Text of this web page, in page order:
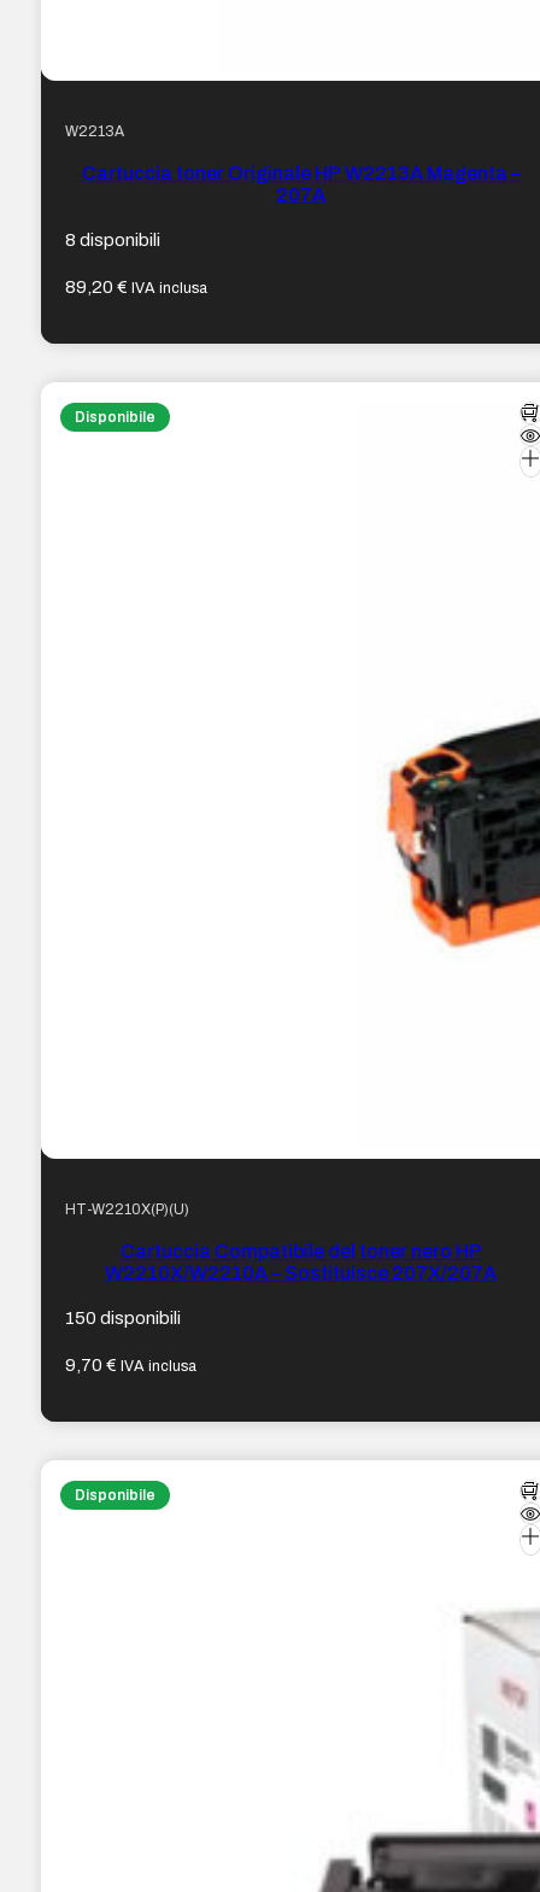
W2213A
Cartuccia toner Originale HP W2213A Magenta –
207A
8 disponibili
89,20€ IVA inclusa
Disponibile
HT-W2210X(P)(U)
Cartuccia Compatibile del toner nero HP
W2210X/W2210A – Sostituisce 207X/207A
150 disponibili
9,70€ IVA inclusa
Disponibile